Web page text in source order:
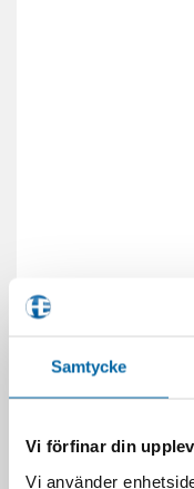
Samtycke
Vi förfinar din
Vi använder